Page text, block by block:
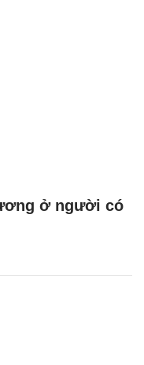
ở người có